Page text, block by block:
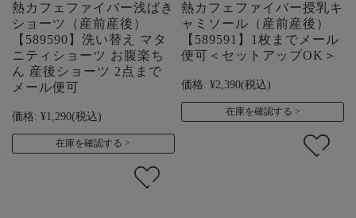
熱カフェファイバー浅ばき
ショーツ（産前産後）
【589590】洗い替え マタ
ニティショーツ お腹楽ち
ん 産後ショーツ 2点まで
メール便可
価格: ¥1,290(税込)
在庫を確認する
熱カフェファイバー授乳キ
ャミソール（産前産後）
【589591】1枚までメール
便可＜セットアップOK＞
価格: ¥2,390(税込)
在庫を確認する